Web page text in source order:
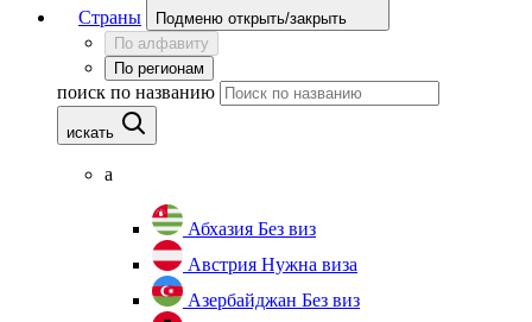
Страны
Подменю открыть/закрыть
По алфавиту
По регионам
поиск по названию
искать
а
Абхазия Без виз
Австрия Нужна виза
Азербайджан Без виз